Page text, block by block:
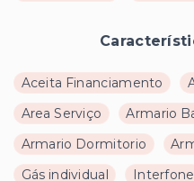
Aceita Financiamento
Area Serviço
Armario
Armario Dormitorio
Gás individual
Interfone